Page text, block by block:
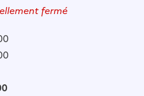
fermé